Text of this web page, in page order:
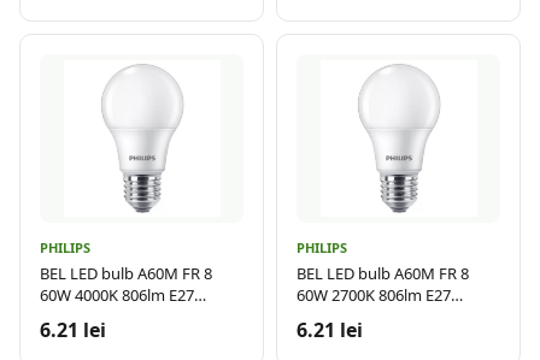
PHILIPS
BEL LED bulb A60M FR 8
60W 4000K 806lm E27
6.21 lei
PHILIPS
BEL LED bulb A60M FR 8
60W 2700K 806lm E27
6.21 lei